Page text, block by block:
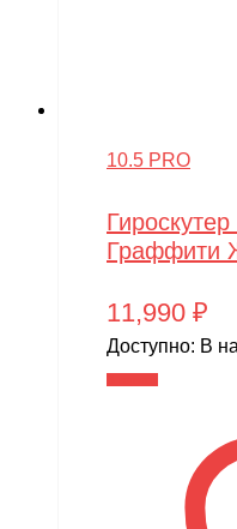
10.5 PRO
Граффити
11,990 ₽
Доступно: В